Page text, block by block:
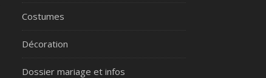
Costumes
Décoration
Dossier mariage et infos